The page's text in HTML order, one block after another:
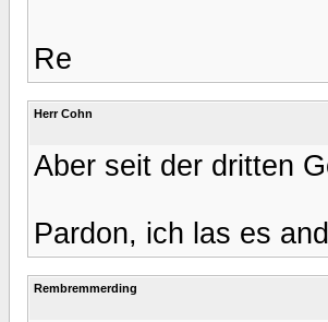
Re
Herr Cohn
Aber seit der dritten
Pardon, ich las es
Rembremmerding